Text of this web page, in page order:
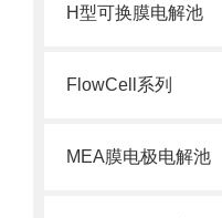
H型可换膜电解池
FlowCell系列
MEA膜电极电解池